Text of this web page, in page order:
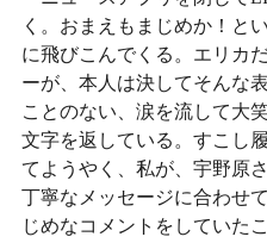
く。おまえもまじめか！と
に飛びこんでくる。エリカ
ーが、本人は決してそんな
ことのない、涙を流して大
文字を返している。すこし
てようやく、私が、宇野原
丁寧なメッセージに合わせ
じめなコメントをしていた